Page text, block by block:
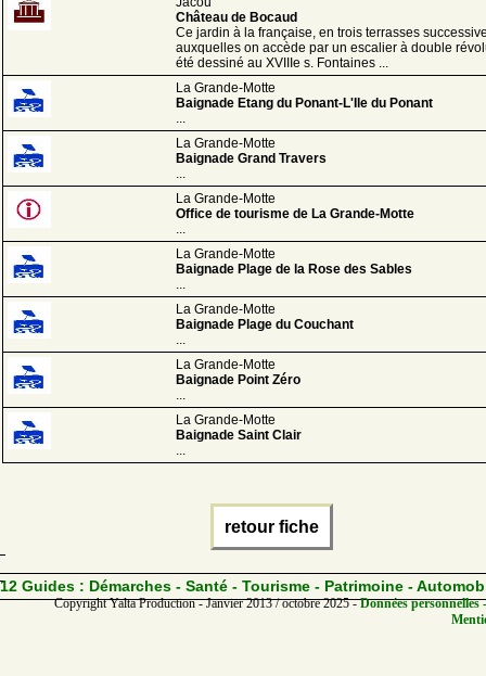
Château de Bocaud
Ce jardin à la française, en trois terrasses
auxquelles on accède par un escalier à double
été dessiné au XVIIIe s. Fontaines ...
La Grande-Motte
Baignade Etang du Ponant-L'Ile du Ponant
...
La Grande-Motte
Baignade Grand Travers
...
La Grande-Motte
Office de tourisme de La Grande-Motte
...
La Grande-Motte
Baignade Plage de la Rose des Sables
...
La Grande-Motte
Baignade Plage du Couchant
...
La Grande-Motte
Baignade Point Zéro
...
La Grande-Motte
Baignade Saint Clair
...
retour fiche
12 Guides : Démarches - Santé - Tourisme - Patrimoine -
Copyright Yalta Production - Janvier 2013 / octobre 2025 -Données personnelles